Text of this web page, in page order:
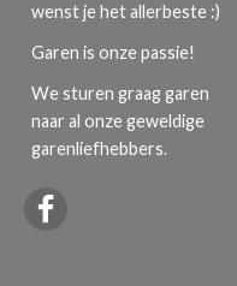
wenst je het allerbeste :)
Garen is onze passie!
We sturen graag garen
naar al onze geweldige
garenliefhebbers.